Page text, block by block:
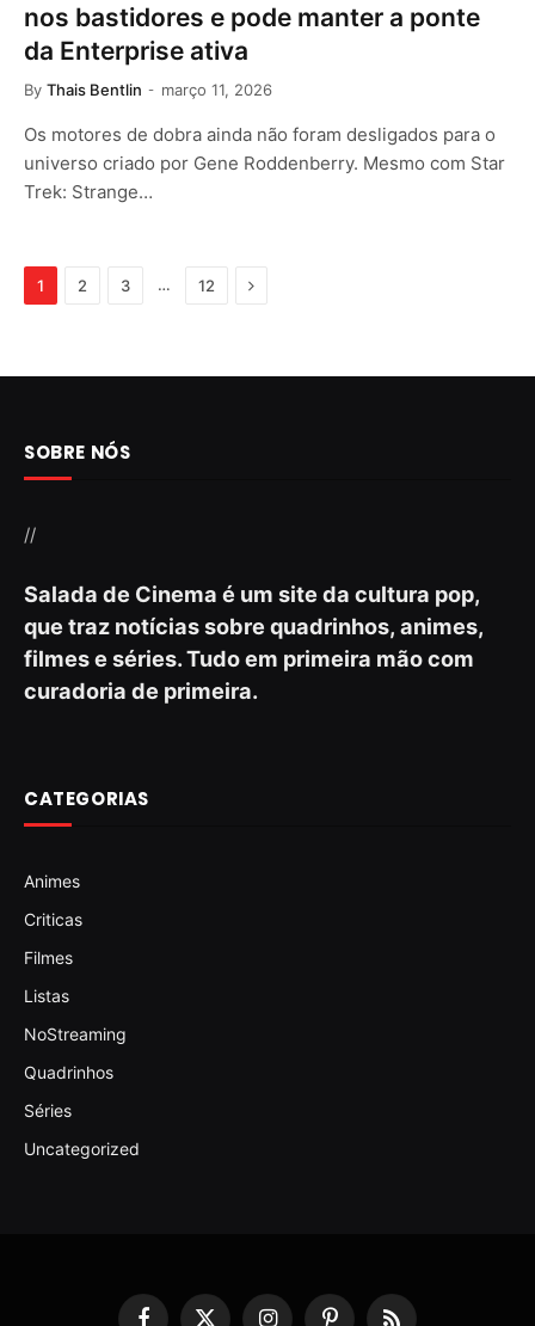
nos bastidores e pode manter a ponte
da Enterprise ativa
By Thais Bentlin março 11, 2026
Os motores de dobra ainda não foram desligados para o
universo criado por Gene Roddenberry. Mesmo com Star
Trek: Strange…
1 2 3 … 12 Next
SOBRE NÓS
//
Salada de Cinema é um site da cultura pop,
que traz notícias sobre quadrinhos, animes,
filmes e séries. Tudo em primeira mão com
curadoria de primeira.
CATEGORIAS
Animes
Criticas
Filmes
Listas
NoStreaming
Quadrinhos
Séries
Uncategorized